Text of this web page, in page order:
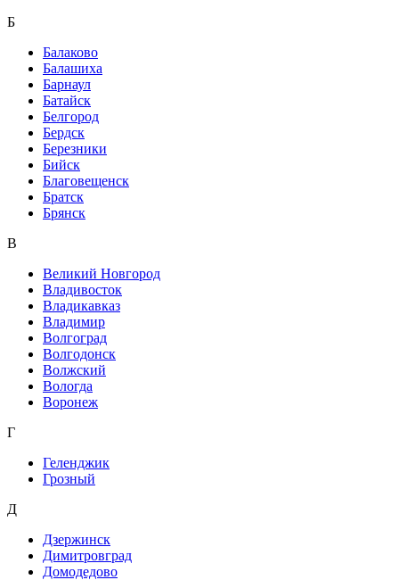
Б
Балаково
Балашиха
Барнаул
Батайск
Белгород
Бердск
Березники
Бийск
Благовещенск
Братск
Брянск
В
Великий Новгород
Владивосток
Владикавказ
Владимир
Волгоград
Волгодонск
Волжский
Вологда
Воронеж
Г
Геленджик
Грозный
Д
Дзержинск
Димитровград
Домодедово